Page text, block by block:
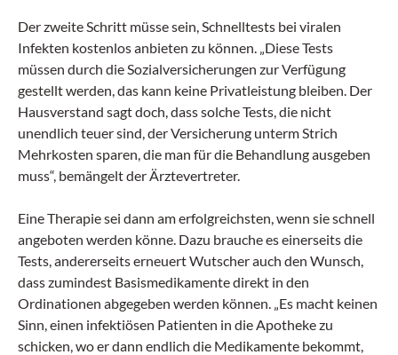
Der zweite Schritt müsse sein, Schnelltests bei viralen
Infekten kostenlos anbieten zu können. „Diese Tests
müssen durch die Sozialversicherungen zur Verfügung
gestellt werden, das kann keine Privatleistung bleiben. Der
Hausverstand sagt doch, dass solche Tests, die nicht
unendlich teuer sind, der Versicherung unterm Strich
Mehrkosten sparen, die man für die Behandlung ausgeben
muss“, bemängelt der Ärztevertreter.
Eine Therapie sei dann am erfolgreichsten, wenn sie schnell
angeboten werden könne. Dazu brauche es einerseits die
Tests, andererseits erneuert Wutscher auch den Wunsch,
dass zumindest Basismedikamente direkt in den
Ordinationen abgegeben werden können. „Es macht keinen
Sinn, einen infektiösen Patienten in die Apotheke zu
schicken, wo er dann endlich die Medikamente bekommt,